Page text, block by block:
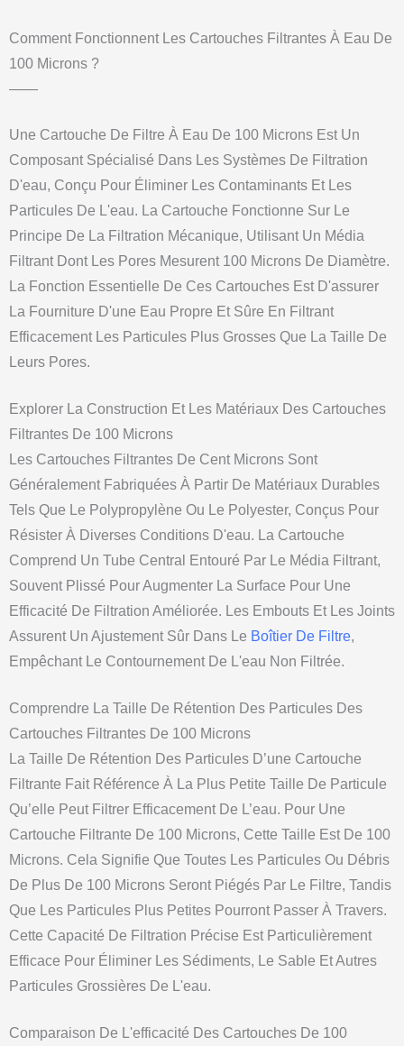
Comment Fonctionnent Les Cartouches Filtrantes À Eau De
100 Microns ?
——
Une Cartouche De Filtre À Eau De 100 Microns Est Un
Composant Spécialisé Dans Les Systèmes De Filtration
D'eau, Conçu Pour Éliminer Les Contaminants Et Les
Particules De L'eau. La Cartouche Fonctionne Sur Le
Principe De La Filtration Mécanique, Utilisant Un Média
Filtrant Dont Les Pores Mesurent 100 Microns De Diamètre.
La Fonction Essentielle De Ces Cartouches Est D'assurer
La Fourniture D'une Eau Propre Et Sûre En Filtrant
Efficacement Les Particules Plus Grosses Que La Taille De
Leurs Pores.
Explorer La Construction Et Les Matériaux Des Cartouches
Filtrantes De 100 Microns
Les Cartouches Filtrantes De Cent Microns Sont
Généralement Fabriquées À Partir De Matériaux Durables
Tels Que Le Polypropylène Ou Le Polyester, Conçus Pour
Résister À Diverses Conditions D'eau. La Cartouche
Comprend Un Tube Central Entouré Par Le Média Filtrant,
Souvent Plissé Pour Augmenter La Surface Pour Une
Efficacité De Filtration Améliorée. Les Embouts Et Les Joints
Assurent Un Ajustement Sûr Dans Le Boîtier De Filtre,
Empêchant Le Contournement De L'eau Non Filtrée.
Comprendre La Taille De Rétention Des Particules Des
Cartouches Filtrantes De 100 Microns
La Taille De Rétention Des Particules D’une Cartouche
Filtrante Fait Référence À La Plus Petite Taille De Particule
Qu’elle Peut Filtrer Efficacement De L’eau. Pour Une
Cartouche Filtrante De 100 Microns, Cette Taille Est De 100
Microns. Cela Signifie Que Toutes Les Particules Ou Débris
De Plus De 100 Microns Seront Piégés Par Le Filtre, Tandis
Que Les Particules Plus Petites Pourront Passer À Travers.
Cette Capacité De Filtration Précise Est Particulièrement
Efficace Pour Éliminer Les Sédiments, Le Sable Et Autres
Particules Grossières De L'eau.
Comparaison De L'efficacité Des Cartouches De 100